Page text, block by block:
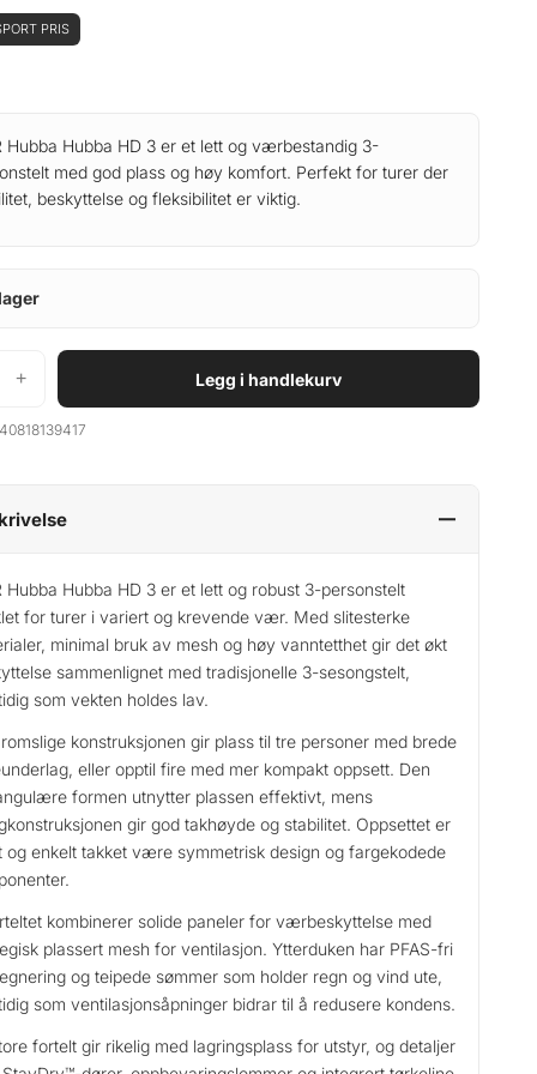
PRIS
Hubba Hubba HD 3 er et lett og værbestandig 3-
med god plass og høy komfort. Perfekt for turer der
beskyttelse og fleksibilitet er viktig.
+ Legg i handlekurv
Hubba Hubba HD 3 er et lett og robust 3-personstelt
for turer i variert og krevende vær. Med slitesterke
minimal bruk av mesh og høy vanntetthet gir det økt
sammenlignet med tradisjonelle 3-sesongstelt,
som vekten holdes lav.
konstruksjonen gir plass til tre personer med brede
eller opptil fire med mer kompakt oppsett. Den
formen utnytter plassen effektivt, mens
gir god takhøyde og stabilitet. Oppsettet er
og enkelt takket være symmetrisk design og fargekodede
kombinerer solide paneler for værbeskyttelse med
plassert mesh for ventilasjon. Ytterduken har PFAS-fri
og teipede sømmer som holder regn og vind ute,
som ventilasjonsåpninger bidrar til å redusere kondens.
fortelt gir rikelig med lagringsplass for utstyr, og detaljer